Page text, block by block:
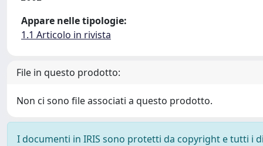
Appare nelle tipologie:
1.1 Articolo in rivista
File in questo prodotto:
Non ci sono file associati a questo prodotto.
I documenti in IRIS sono protetti da copyright e tutti i